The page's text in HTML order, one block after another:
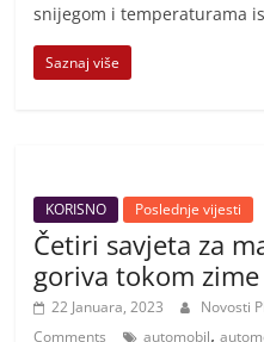
snijegom i temperaturama
Saznaj više
KORISNO Poslednje vijesti
Četiri savjeta za
goriva tokom zime
22 Januara, 2023 Novosti
Comments
automobil,